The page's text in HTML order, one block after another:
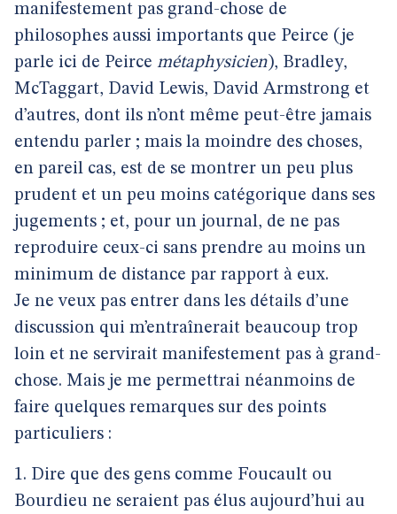
manifestement pas grand-chose de
philosophes aussi importants que Peirce (je
parle ici de Peirce métaphysicien), Bradley,
McTaggart, David Lewis, David Armstrong et
d’autres, dont ils n’ont même peut-être jamais
entendu parler ; mais la moindre des choses,
en pareil cas, est de se montrer un peu plus
prudent et un peu moins catégorique dans ses
jugements ; et, pour un journal, de ne pas
reproduire ceux-ci sans prendre au moins un
minimum de distance par rapport à eux.
Je ne veux pas entrer dans les détails d’une
discussion qui m’entraînerait beaucoup trop
loin et ne servirait manifestement pas à grand-
chose. Mais je me permettrai néanmoins de
faire quelques remarques sur des points
particuliers :
1. Dire que des gens comme Foucault ou
Bourdieu ne seraient pas élus aujourd’hui au